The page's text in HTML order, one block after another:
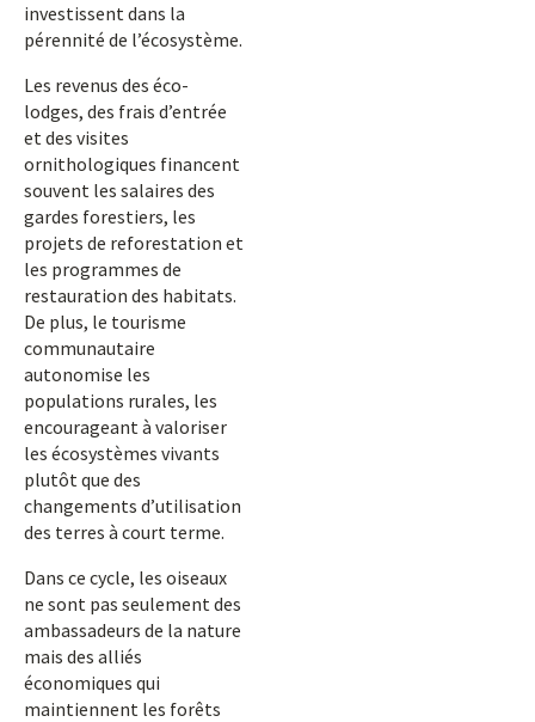
investissent dans la
pérennité de l’écosystème.
Les revenus des éco-
lodges, des frais d’entrée
et des visites
ornithologiques financent
souvent les salaires des
gardes forestiers, les
projets de reforestation et
les programmes de
restauration des habitats.
De plus, le tourisme
communautaire
autonomise les
populations rurales, les
encourageant à valoriser
les écosystèmes vivants
plutôt que des
changements d’utilisation
des terres à court terme.
Dans ce cycle, les oiseaux
ne sont pas seulement des
ambassadeurs de la nature
mais des alliés
économiques qui
maintiennent les forêts